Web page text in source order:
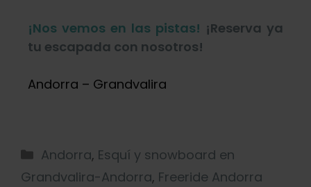
¡Nos vemos en las pistas! ¡Reserva ya
tu escapada con nosotros!
Andorra – Grandvalira
Andorra, Esquí y snowboard en
Grandvalira-Andorra, Freeride Andorra